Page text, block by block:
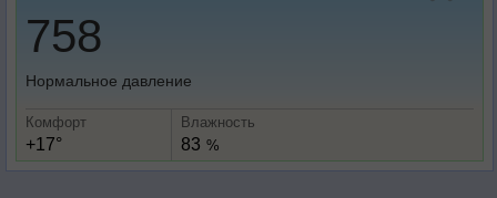
758
Нормальное давление
Комфорт
+17°
Влажность
83 %